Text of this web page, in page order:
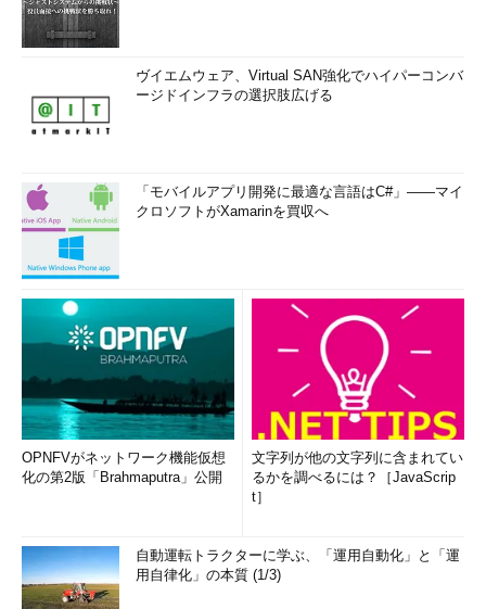
ヴイエムウェア、Virtual SAN強化でハイパーコンバ
ージドインフラの選択肢広げる
「モバイルアプリ開発に最適な言語はC#」――マイ
クロソフトがXamarinを買収へ
OPNFVがネットワーク機能仮想
化の第2版「Brahmaputra」公開
文字列が他の文字列に含まれてい
るかを調べるには？［JavaScrip
t］
自動運転トラクターに学ぶ、「運用自動化」と「運
用自律化」の本質 (1/3)